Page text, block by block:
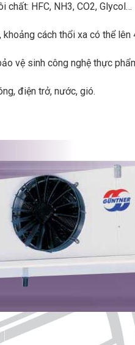
HFC, NH3, CO2, Glycol…
cách thổi xa có thể lên
vệ sinh công nghệ thực
điện trở, nước, gió.